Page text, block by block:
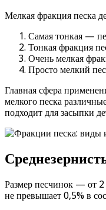
Мелкая фракция песка
Самая тонкая —
Тонкая фракция
Очень мелкая
Просто мелкий
Главная сфера
мелкого песка
подходит для засыпки
Размер песчинок — от 2
не превышает 0,5% в